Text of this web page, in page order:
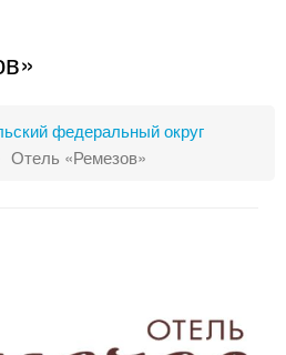
федеральный округ
Отель «Ремезов»